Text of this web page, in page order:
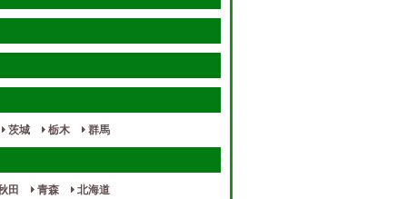
茨城 栃木 群馬
田 青森 北海道